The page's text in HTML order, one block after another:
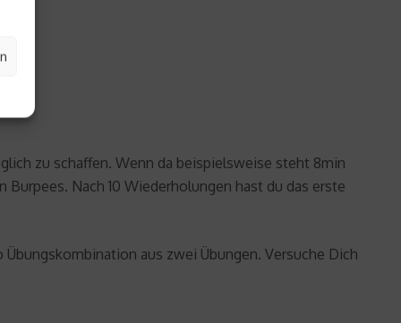
zu schaffen. Wenn da beispielsweise steht 8min
Burpees. Nach 10 Wiederholungen hast du das erste
aus zwei Übungen. Versuche Dich